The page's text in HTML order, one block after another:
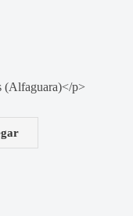
(Alfaguara)</p>